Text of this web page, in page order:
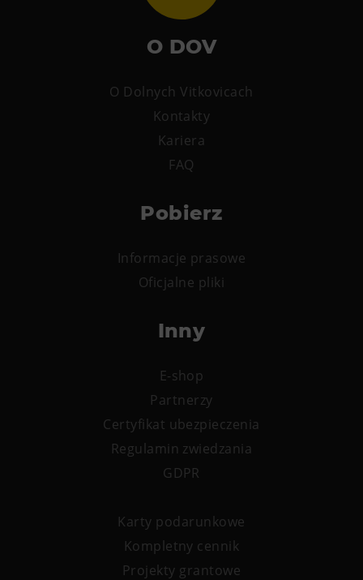
O DOV
O Dolnych Vitkovicach
Kontakty
Kariera
FAQ
Pobierz
Informacje prasowe
Oficjalne pliki
Inny
E-shop
Partnerzy
Certyfikat ubezpieczenia
Regulamin zwiedzania
GDPR
Karty podarunkowe
Kompletny cennik
Projekty grantowe